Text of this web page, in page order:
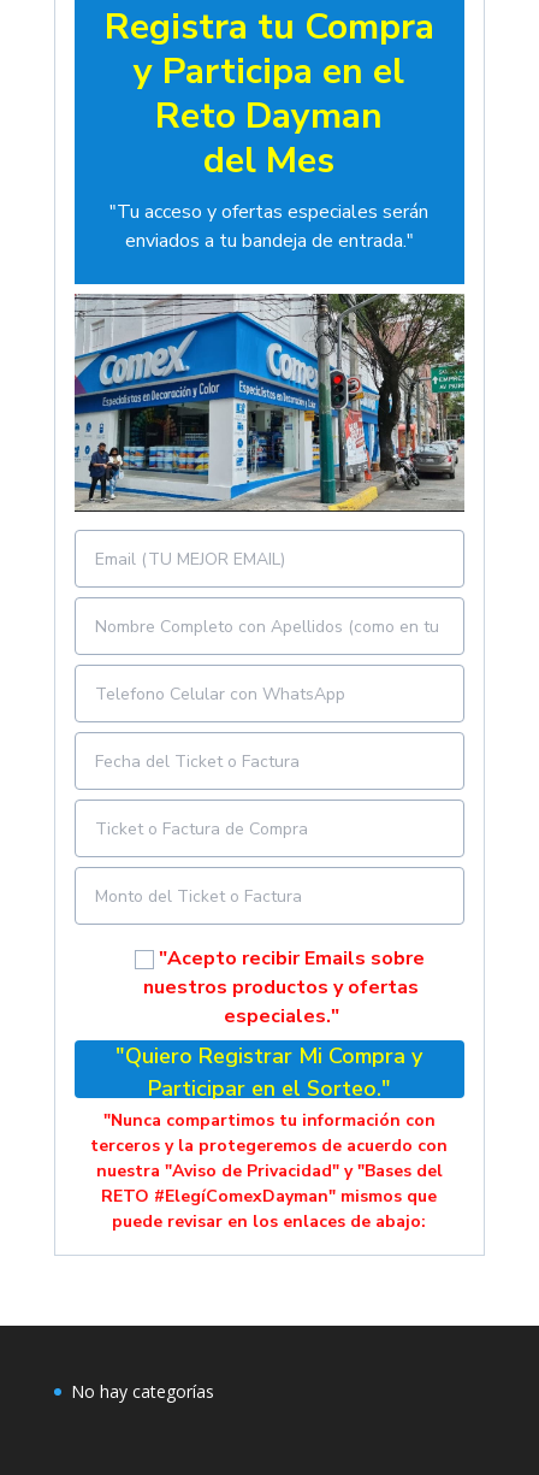
Registra tu Compra
y Participa en el
Reto Dayman
del Mes
"Tu acceso y ofertas especiales serán
enviados a tu bandeja de entrada."
"Acepto recibir Emails sobre
nuestros productos y ofertas
especiales."
"Quiero Registrar Mi Compra y
Participar en el Sorteo."
"Nunca compartimos tu información con
terceros y la protegeremos de acuerdo con
nuestra "Aviso de Privacidad" y "Bases del
RETO #ElegíComexDayman" mismos que
puede revisar en los enlaces de abajo:
No hay categorías